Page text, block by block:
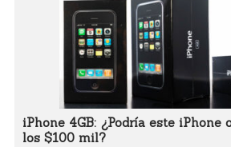
iPhone 4GB: ¿Podría este iPhone
los $100 mil?